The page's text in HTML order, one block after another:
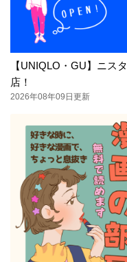
【UNIQLO・GU】ニスタ
店！
2026年08年09日更新